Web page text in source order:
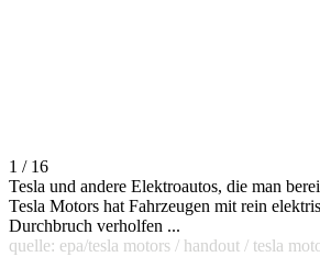
1 / 16
Tesla und andere Elektroautos, die man
Tesla Motors hat Fahrzeugen mit rein
Durchbruch verholfen ...
quelle: epa/tesla motors / handout / tesla